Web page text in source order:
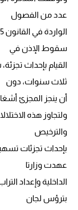
عدد من الفصول
سقوط الإذن في
القيام بإحداث
ثلاث سنوات، دون
أن ينجز المجزئ
ولتجاوز هذه
والترخيص
بإحداث تجزئات
عهدت وزارتا
الداخلية وإعداد
بترؤس لجان